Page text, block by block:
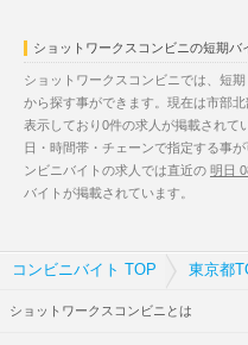
ショットワークスコンビニの短期バ
ショットワークスコンビニでは、短
から探す事ができます。現在は市部
表示しており0件の求人が掲載されて
日・時間帯・チェーンで指定する事
ンビニバイトの求人では直近の 明日
バイトが掲載されています。
コンビニバイト TOP 東京都
ショットワークスコンビニとは